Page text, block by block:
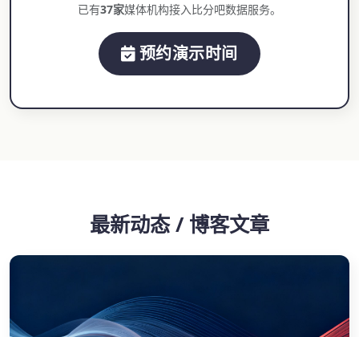
已有37家媒体机构接入比分吧数据服务。
预约演示时间
最新动态 / 博客文章